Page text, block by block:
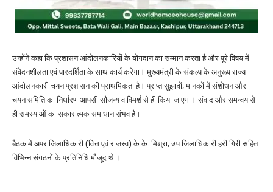
उन्होंने कहा कि प्रशासन आंदोलनकारियों के योगदान का सम्मान करता है और पूरे विषय में
संवेदनशीलता एवं पारदर्शिता के साथ कार्य करेगा। मुख्यमंत्री के संकल्प के अनुरूप राज्य
आंदोलनकारी चयन प्रशासन की प्राथमिकता है। प्राप्त सुझावों, मानकों में संशोधन और
चयन समिति का निर्धारण आपसी सौजन्य व विमर्श से ही किया जाएगा। संवाद और समन्वय से
ही समस्याओं का सकारात्मक समाधान संभव है।
बैठक में अपर जिलाधिकारी (वित्त एवं राजस्व) के.के. मिश्रा, उप जिलाधिकारी हरी गिरी सहित
विभिन्न संगठनों के प्रतिनिधि मौजूद थे ।